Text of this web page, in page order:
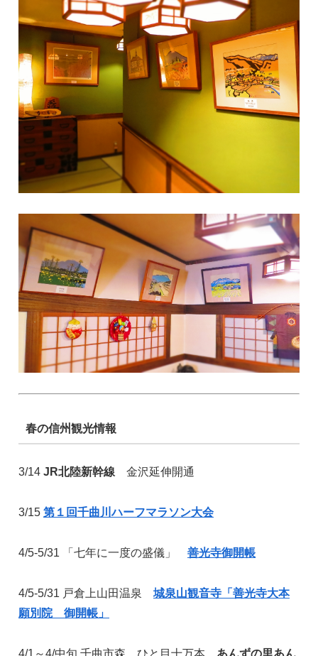
春の信州観光情報
3/14 JR北陸新幹線 金沢延伸開通
3/15 第１回千曲川ハーフマラソン大会
4/5-5/31 「七年に一度の盛儀」 善光寺御開帳
4/5-5/31 戸倉上山田温泉 城泉山観音寺「善光寺大本
願別院 御開帳」
4/1～4/中旬 千曲市森 ひと目十万本 あんずの里あん